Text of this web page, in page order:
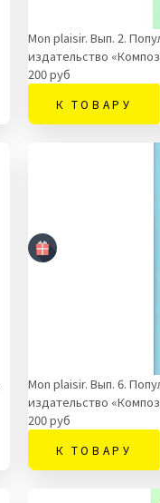
Mon plaisir. Вып. 2.
издательство
200 руб
К ТОВАРУ
Mon plaisir. Вып. 6.
издательство
200 руб
К ТОВАРУ